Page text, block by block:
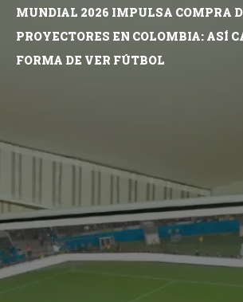
MUNDIAL 2026 IMPULSA COMPRA
PROYECTORES EN COLOMBIA: ASÍ
FORMA DE VER FÚTBOL